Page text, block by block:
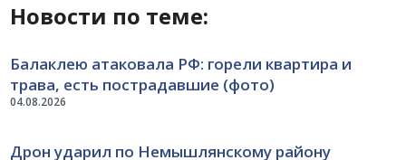
Новости по теме:
04.08.2026
Балаклею атаковала РФ: горели квартира и
трава, есть пострадавшие (фото)
Дрон ударил по Немышлянскому району